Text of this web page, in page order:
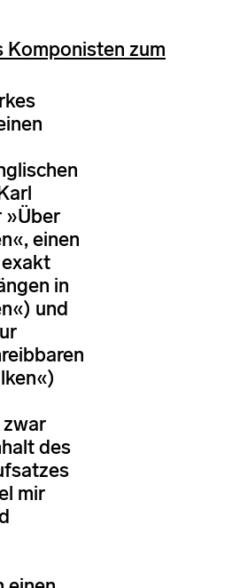
Komponisten zum
»Über
einen
in
und
des
mir